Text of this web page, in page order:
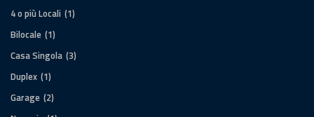
4 o più Locali (1)
Bilocale (1)
Casa Singola (3)
Duplex (1)
Garage (2)